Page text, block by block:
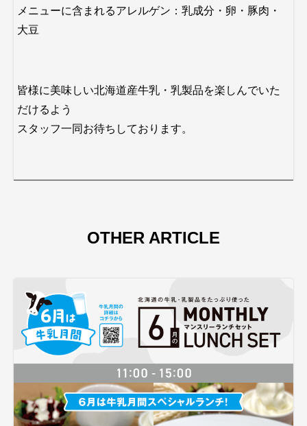
メニューに含まれるアレルゲン：乳成分・卵・豚肉・
大豆
皆様に美味しい北海道産牛乳・乳製品を楽しんでいた
だけるよう
スタッフ一同お待ちしております。
OTHER ARTICLE